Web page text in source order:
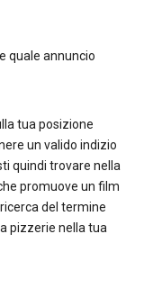
quale annuncio
tua posizione
un valido indizio
quindi trovare nella
promuove un film
del termine
pizzerie nella tua